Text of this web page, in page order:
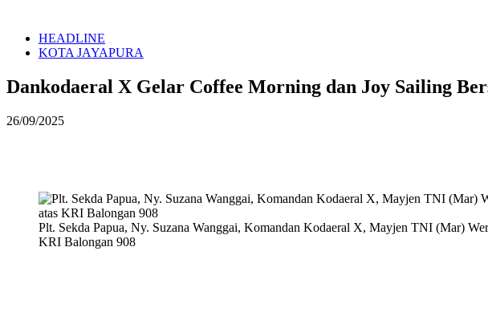
HEADLINE
KOTA JAYAPURA
Dankodaeral X Gelar Coffee Morning dan Joy Sailing
26/09/2025
Plt. Sekda Papua, Ny. Suzana Wanggai, Komandan Kodaeral X, Mayjen TNI (Mar)
KRI Balongan 908